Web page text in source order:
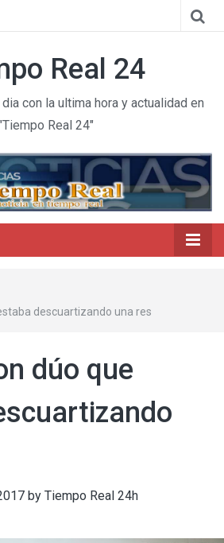
Real 24
con la ultima hora y actualidad en
Real 24"
descuartizando una res
dúo que
by Tiempo Real 24h